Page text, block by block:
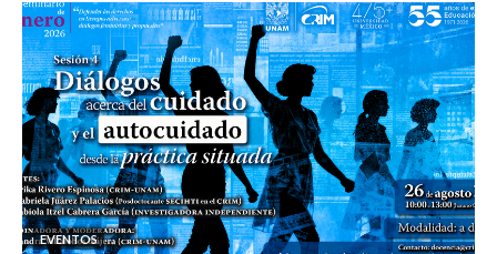
EVENTOS